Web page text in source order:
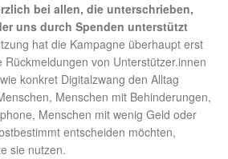
bei allen, die unterschrieben,
uns durch Spenden unterstützt
hat die Kampagne überhaupt erst
Rückmeldungen von Unterstützer.innen
konkret Digitalzwang den Alltag
Menschen mit Behinderungen,
Menschen mit wenig Geld oder
entscheiden möchten,
sie nutzen.